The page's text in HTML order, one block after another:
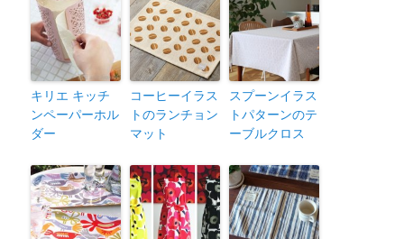
キリエ キッチ
ンペーパーホル
ダー
コーヒーイラス
トのランチョン
マット
スプーンイラス
トパターンのテ
ーブルクロス